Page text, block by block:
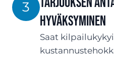
3
hyväksyminen
Saat